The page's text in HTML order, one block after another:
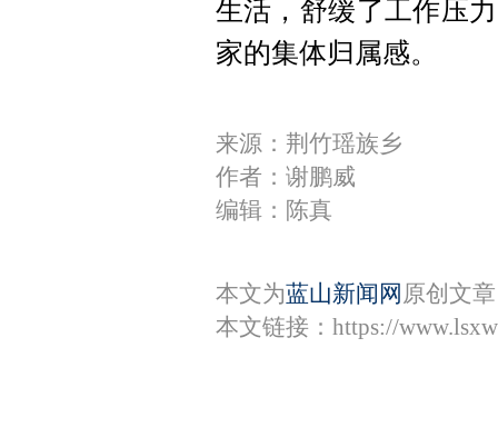
生活，舒缓了工作压
家的集体归属感。
来源：荆竹瑶族乡
作者：谢鹏威
编辑：陈真
本文为蓝山新闻网 原创文
本文链接： https://